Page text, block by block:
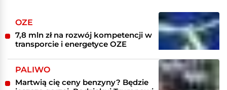
OZE
7,8 mln zł na rozwój kompetencji w
transporcie i energetyce OZE
PALIWO
Martwią cię ceny benzyny? Będzie